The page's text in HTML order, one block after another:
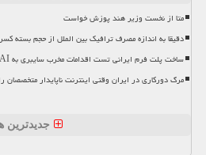
متا از نخست وزیر هند پوزش خواست
دقیقا به اندازه مصرف ترافیک بین الملل از حجم بسته
ساخت پلت فرم ایرانی تست اقدامات مخرب سایبری به AI
مرگ دورکاری در ایران وقتی اینترنت ناپایدار متخصصان
جدیدترین